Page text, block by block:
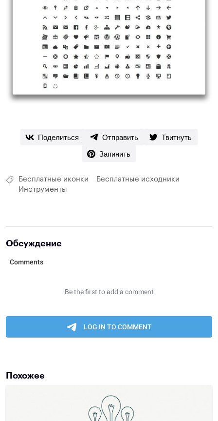
Поделиться Отправить
Твитнуть
Запинить
Бесплатные иконки
Бесплатные исходники
Инструменты
Обсуждение
Похожее